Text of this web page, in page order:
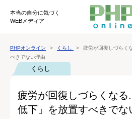
本当の自分に気づく
WEBメディア
PHPオンライン くらし
疲労が回復しづらく
べきでない理由
くらし
疲労が回復しづらくな
低下」を放置すべきでな